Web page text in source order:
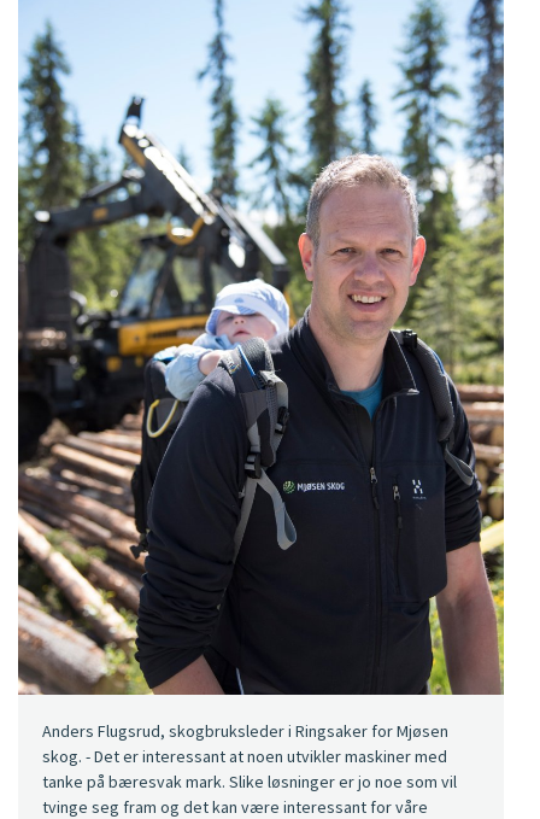
Anders Flugsrud, skogbruksleder i Ringsaker for Mjøsen
skog. - Det er interessant at noen utvikler maskiner med
tanke på bæresvak mark. Slike løsninger er jo noe som vil
tvinge seg fram og det kan være interessant for våre